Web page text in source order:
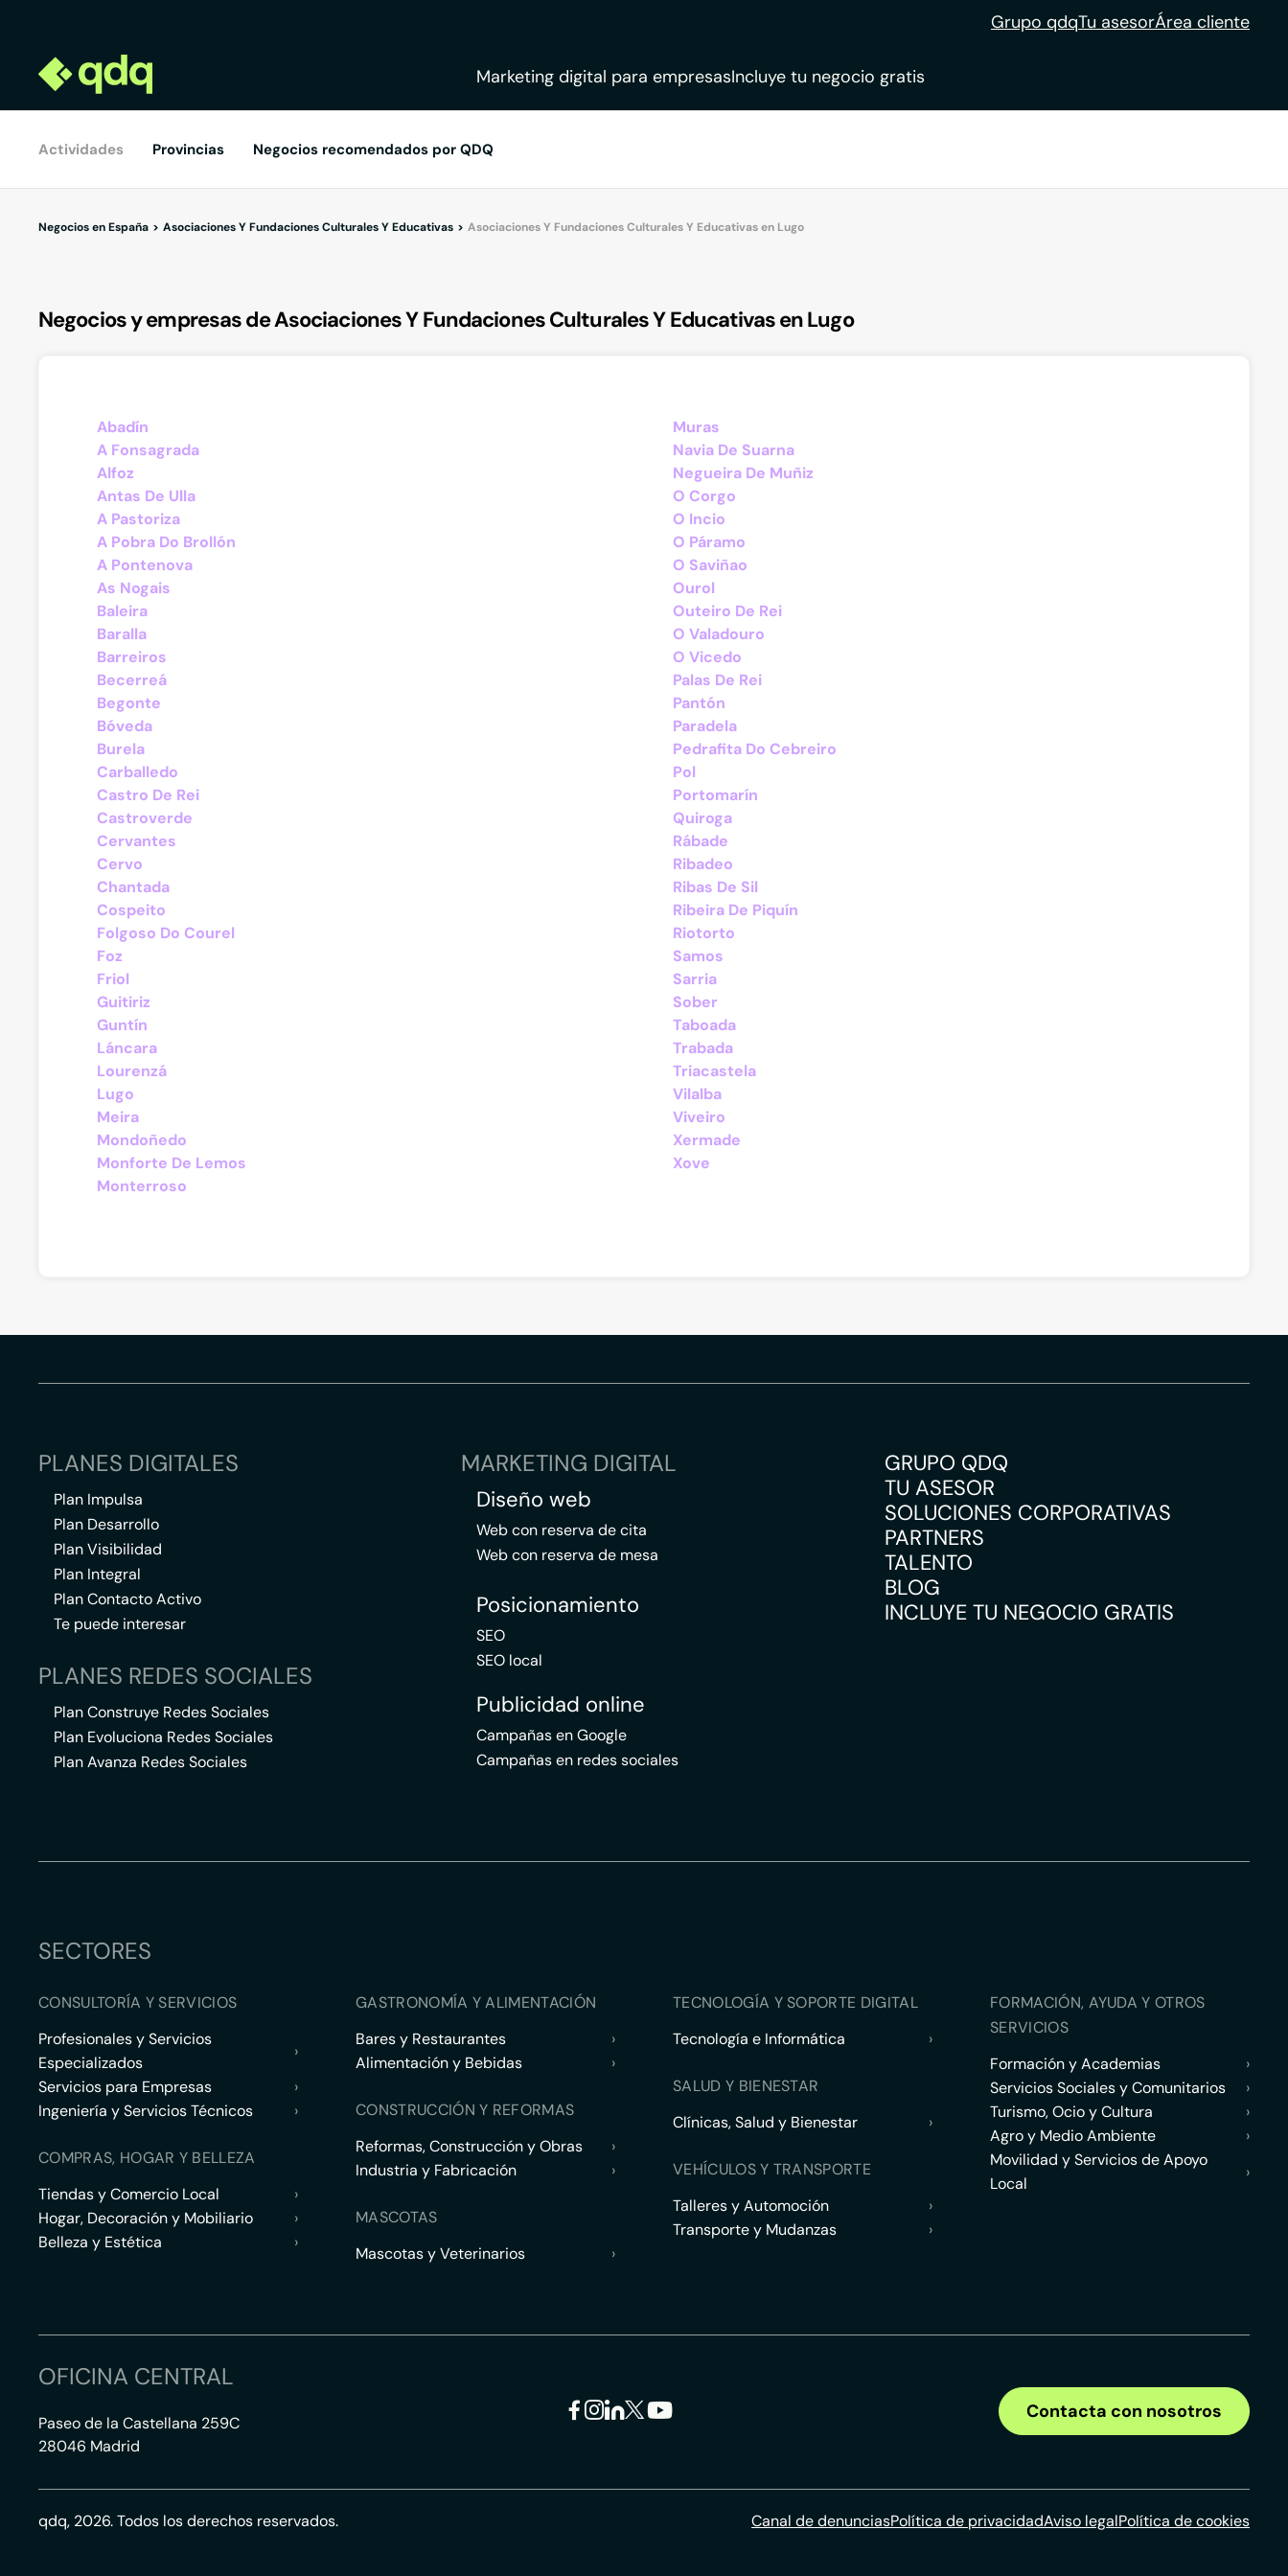
Grupo qdqTu asesorÁrea cliente
Marketing digital para empresasIncluye tu negocio gratis
Actividades Provincias Negocios recomendados por QDQ
Negocios en España Asociaciones Y Fundaciones Culturales Y Educativas Asociaciones Y Fundaciones Culturales Y Educativas en Lugo
Negocios y empresas de Asociaciones Y Fundaciones Culturales Y Educativas en Lugo
Abadín
A Fonsagrada
Alfoz
Antas De Ulla
A Pastoriza
A Pobra Do Brollón
A Pontenova
As Nogais
Baleira
Baralla
Barreiros
Becerreá
Begonte
Bóveda
Burela
Carballedo
Castro De Rei
Castroverde
Cervantes
Cervo
Chantada
Cospeito
Folgoso Do Courel
Foz
Friol
Guitiriz
Guntín
Láncara
Lourenzá
Lugo
Meira
Mondoñedo
Monforte De Lemos
Monterroso
Muras
Navia De Suarna
Negueira De Muñiz
O Corgo
O Incio
O Páramo
O Saviñao
Ourol
Outeiro De Rei
O Valadouro
O Vicedo
Palas De Rei
Pantón
Paradela
Pedrafita Do Cebreiro
Pol
Portomarín
Quiroga
Rábade
Ribadeo
Ribas De Sil
Ribeira De Piquín
Riotorto
Samos
Sarria
Sober
Taboada
Trabada
Triacastela
Vilalba
Viveiro
Xermade
Xove
PLANES DIGITALES
Plan Impulsa
Plan Desarrollo
Plan Visibilidad
Plan Integral
Plan Contacto Activo
Te puede interesar
PLANES REDES SOCIALES
Plan Construye Redes Sociales
Plan Evoluciona Redes Sociales
Plan Avanza Redes Sociales
MARKETING DIGITAL
Diseño web
Web con reserva de cita
Web con reserva de mesa
Posicionamiento
SEO
SEO local
Publicidad online
Campañas en Google
Campañas en redes sociales
GRUPO QDQ
TU ASESOR
SOLUCIONES CORPORATIVAS
PARTNERS
TALENTO
BLOG
INCLUYE TU NEGOCIO GRATIS
SECTORES
CONSULTORÍA Y SERVICIOS
Profesionales y Servicios
Especializados
›
Servicios para Empresas
›
Ingeniería y Servicios Técnicos
›
COMPRAS, HOGAR Y BELLEZA
Tiendas y Comercio Local
›
Hogar, Decoración y Mobiliario
›
Belleza y Estética
›
GASTRONOMÍA Y ALIMENTACIÓN
Bares y Restaurantes
›
Alimentación y Bebidas
›
CONSTRUCCIÓN Y REFORMAS
Reformas, Construcción y Obras
›
Industria y Fabricación
›
MASCOTAS
Mascotas y Veterinarios
›
TECNOLOGÍA Y SOPORTE DIGITAL
Tecnología e Informática
›
SALUD Y BIENESTAR
Clínicas, Salud y Bienestar
›
VEHÍCULOS Y TRANSPORTE
Talleres y Automoción
›
Transporte y Mudanzas
›
FORMACIÓN, AYUDA Y OTROS
SERVICIOS
Formación y Academias
›
Servicios Sociales y Comunitarios
›
Turismo, Ocio y Cultura
›
Agro y Medio Ambiente
›
Movilidad y Servicios de Apoyo
Local
›
OFICINA CENTRAL
Paseo de la Castellana 259C
28046 Madrid
Contacta con nosotros
Canal de denunciasPolítica de privacidadAviso legalPolítica de cookies
qdq, 2026. Todos los derechos reservados.